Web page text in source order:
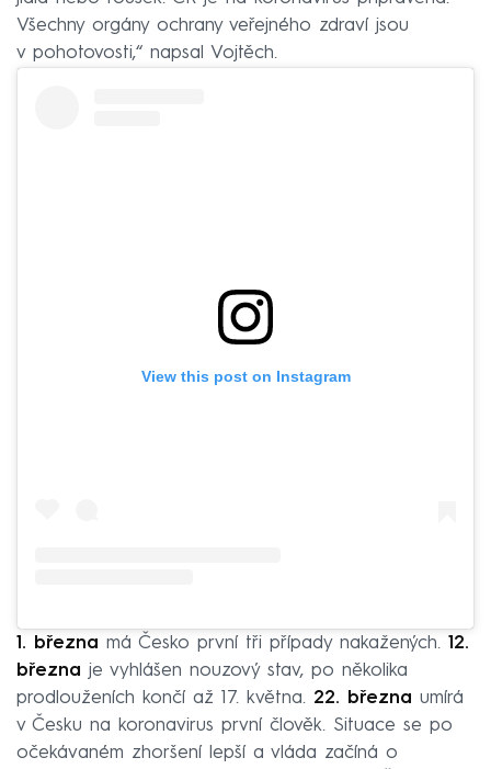
Všechny orgány ochrany veřejného zdraví jsou
v pohotovosti,“ napsal Vojtěch.
View this post on Instagram
1. března má Česko první tři případy nakažených. 12.
března je vyhlášen nouzový stav, po několika
prodlouženích končí až 17. května. 22. března umírá
v Česku na koronavirus první člověk. Situace se po
očekávaném zhoršení lepší a vláda začíná o